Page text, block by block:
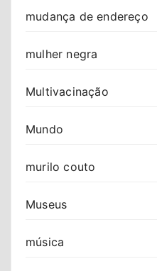
mudança de endereço
mulher negra
Multivacinação
Mundo
murilo couto
Museus
música